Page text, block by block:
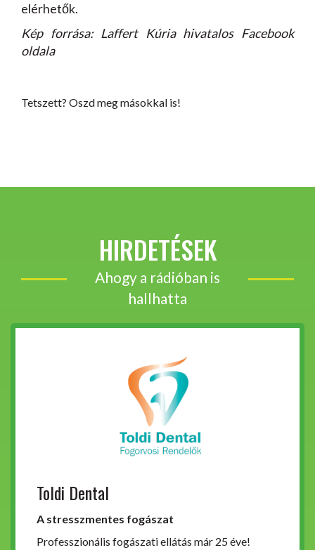
elérhetők.
Kép forrása: Laffert Kúria hivatalos Facebook
oldala
Tetszett? Oszd meg másokkal is!
HIRDETÉSEK
Ahogy a rádióban is
hallhatta
Toldi Dental
A stresszmentes fogászat
Professzionális fogászati ellátás már 25 éve!